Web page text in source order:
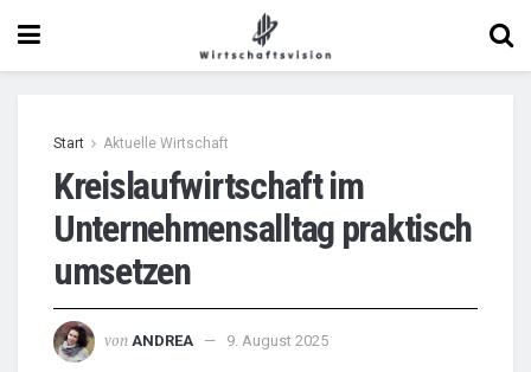
Start Aktuelle Wirtschaft
Kreislaufwirtschaft im
Unternehmensalltag praktisch
umsetzen
von ANDREA 9. August 2025